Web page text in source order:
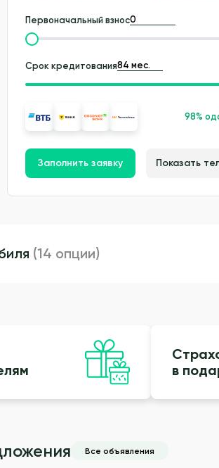
Первоначальный взнос
Срок кредитования
98%
Заполнить заявку Показать
(14 опции)
в
Все объявления